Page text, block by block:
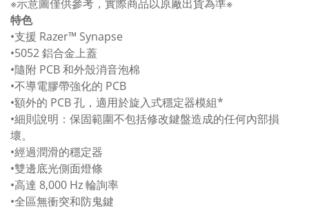
※示意圖僅供參考，實際商品以原廠出貨為準※
特色
•支援 Razer™ Synapse
•5052 鋁合金上蓋
•隨附 PCB 和外殼消音泡棉
•不導電膠帶強化的 PCB
•額外的 PCB 孔，適用於旋入式穩定器模組*
•細則說明：保固範圍不包括修改鍵盤造成的任何內部損
壞。
•經過潤滑的穩定器
•雙邊底光側面燈條
•高達 8,000 Hz 輪詢率
•全區無衝突和防鬼鍵